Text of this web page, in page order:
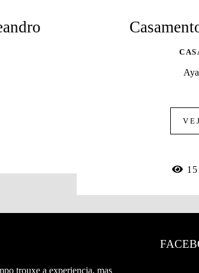
trouxe a experiencia, mas